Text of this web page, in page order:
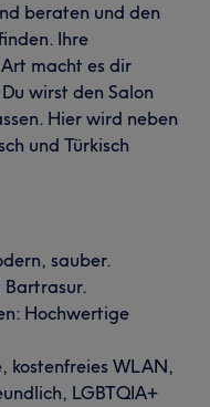
beraten und den
Ihre
macht es dir
wirst den Salon
Hier wird neben
und Türkisch
sauber.
Bartrasur.
Hochwertige
kostenfreies WLAN,
LGBTQIA+